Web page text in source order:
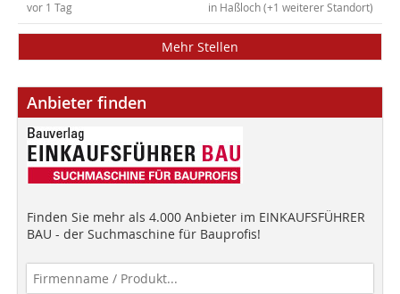
in Haßloch (+1 weiterer Standort)
vor 1 Tag
Mehr Stellen
Anbieter finden
Finden Sie mehr als 4.000 Anbieter im EINKAUFSFÜHRER
BAU - der Suchmaschine für Bauprofis!